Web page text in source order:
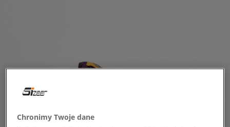
Chronimy Twoje dane